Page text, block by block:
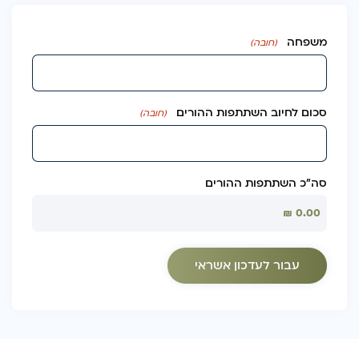
משפחה (חובה)
סכום לחיוב השתתפות ההורים (חובה)
סה״כ השתתפות ההורים